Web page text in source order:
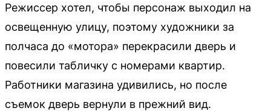
Режиссер хотел, чтобы персонаж выходил на
освещенную улицу, поэтому художники за
полчаса до «мотора» перекрасили дверь и
повесили табличку с номерами квартир.
Работники магазина удивились, но после
съемок дверь вернули в прежний вид.